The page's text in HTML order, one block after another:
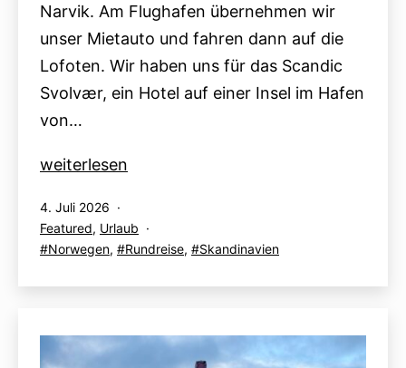
Narvik. Am Flughafen übernehmen wir
unser Mietauto und fahren dann auf die
Lofoten. Wir haben uns für das Scandic
Svolvær, ein Hotel auf einer Insel im Hafen
von…
Lofoten
Tag
1:
Svinøya
weiterlesen
Veröffentlicht
am
4. Juli 2026
Kategorisiert
als
Featured, Urlaub
Verschlagwortet
Norwegen, Rundreise, Skandinavien